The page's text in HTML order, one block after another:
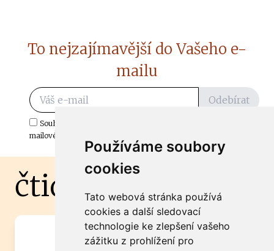
Používáme soubory
cookies
Tato webová stránka používá
cookies a další sledovací
technologie ke zlepšení vašeho
zážitku z prohlížení pro
To nejzajímavější do Vašeho e-
mailu
Odebírat
Souhlasím s odběrem důležitých zpráv ze ČtiDoma.cz do mé e-
mailové schránky.
čtidoma.cz
Máte zajímavou informaci? Chcete